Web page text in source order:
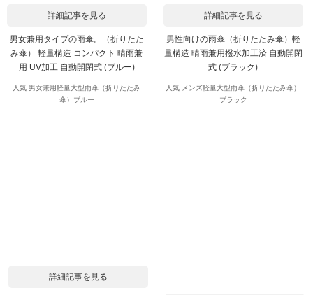
詳細記事を見る
男女兼用タイプの雨傘。（折りたた
み傘） 軽量構造 コンパクト 晴雨兼
用 UV加工 自動開閉式 (ブルー)
人気 男女兼用軽量大型雨傘（折りたたみ
傘）ブルー
詳細記事を見る
男性向けの雨傘（折りたたみ傘）軽
量構造 晴雨兼用撥水加工済 自動開閉
式 (ブラック)
人気 メンズ軽量大型雨傘（折りたたみ傘）
ブラック
詳細記事を見る